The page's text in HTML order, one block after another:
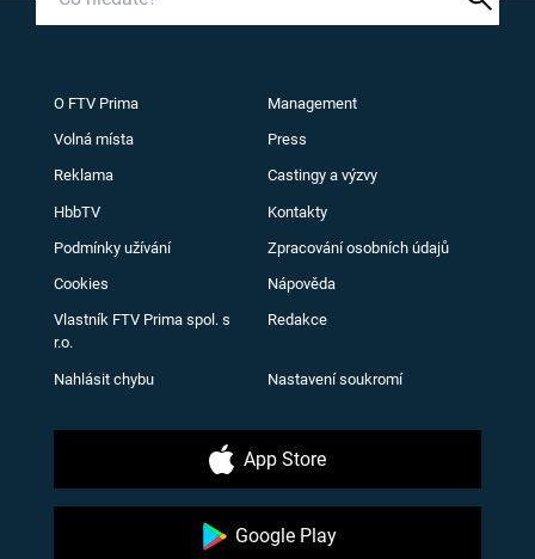
O FTV Prima Management
Volná místa Press
Reklama Castingy a výzvy
HbbTV Kontakty
Podmínky užívání Zpracování osobních údajů
Cookies Nápověda
Vlastník FTV Prima spol. s
r.o.
Redakce
Nahlásit chybu Nastavení soukromí
App Store
Google Play